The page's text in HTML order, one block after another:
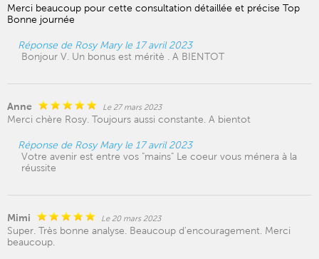
Merci beaucoup pour cette consultation détaillée et précise Top
Bonne journée
Réponse de Rosy Mary le 17 avril 2023
Bonjour V. Un bonus est méritè . A BIENTOT
Anne Le 27 mars 2023
Merci chère Rosy. Toujours aussi constante. A bientot
Réponse de Rosy Mary le 17 avril 2023
Votre avenir est entre vos "mains" Le coeur vous ménera à la
réussite
Mimi Le 20 mars 2023
Super. Très bonne analyse. Beaucoup d'encouragement. Merci
beaucoup.